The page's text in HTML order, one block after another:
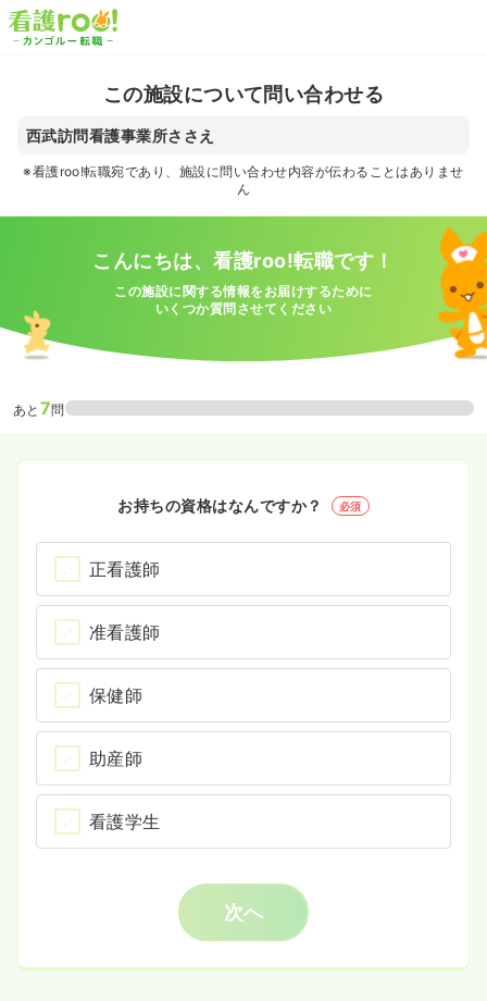
この施設について問い合わせる
西武訪問看護事業所ささえ
※看護roo!転職宛であり、施設に問い合わせ内容が伝わることはありませ
ん
こんにちは、看護roo!転職です！
この施設に関する情報をお届けするために
いくつか質問させてください
あと 7問
お持ちの資格はなんですか？ 必須
正看護師
准看護師
保健師
助産師
看護学生
次へ